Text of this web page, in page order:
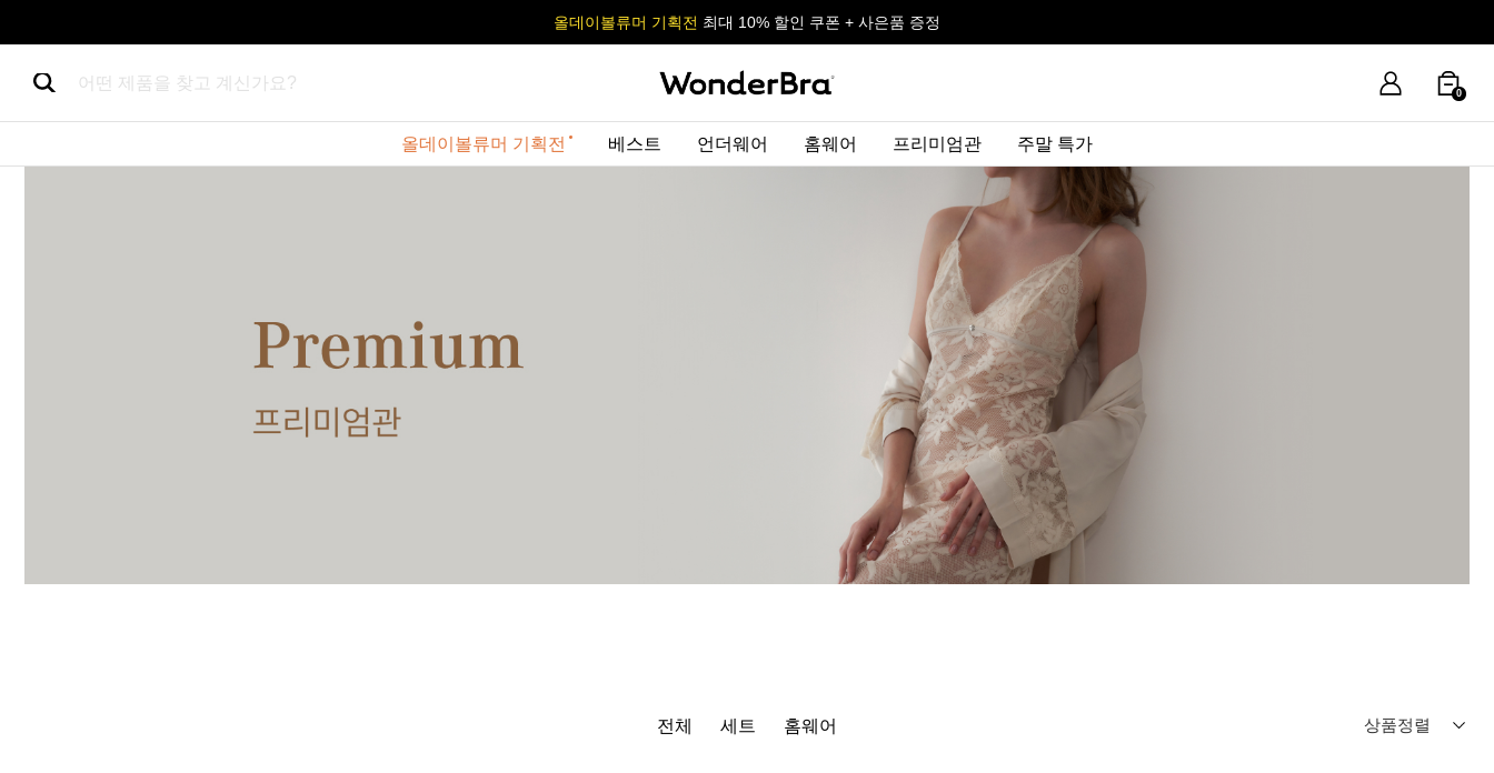
사이즈 무료 교환 서비스
올데이볼류머 기획전 최대 10% 할인 쿠폰 + 사은품 증정
사이즈 무료 교환 서비스
올데이볼류머 기획전 최대 10% 할인 쿠폰 + 사은품 증정
어떤 제품을 찾고 계신가요?
0
올데이볼류머 기획전 베스트 언더웨어 홈웨어 프리미엄관 주말 특가
전체 세트 홈웨어